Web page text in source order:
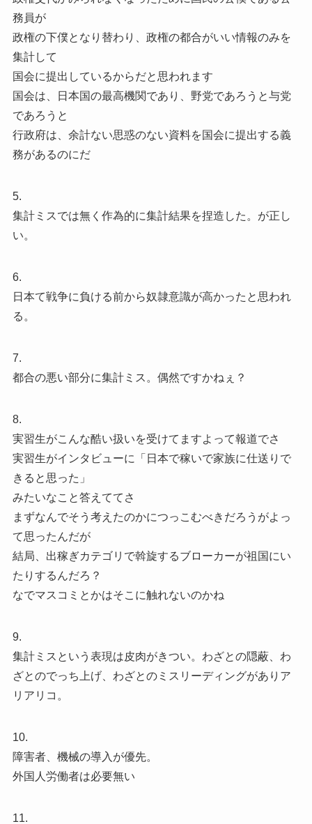
務員が
政権の下僕となり替わり、政権の都合がいい情報のみを
集計して
国会に提出しているからだと思われます
国会は、日本国の最高機関であり、野党であろうと与党
であろうと
行政府は、余計ない思惑のない資料を国会に提出する義
務があるのにだ
5.
集計ミスでは無く作為的に集計結果を捏造した。が正し
い。
6.
日本て戦争に負ける前から奴隷意識が高かったと思われ
る。
7.
都合の悪い部分に集計ミス。偶然ですかねぇ？
8.
実習生がこんな酷い扱いを受けてますよって報道でさ
実習生がインタビューに「日本で稼いで家族に仕送りで
きると思った」
みたいなこと答えててさ
まずなんでそう考えたのかにつっこむべきだろうがよっ
て思ったんだが
結局、出稼ぎカテゴリで斡旋するブローカーが祖国にい
たりするんだろ？
なでマスコミとかはそこに触れないのかね
9.
集計ミスという表現は皮肉がきつい。わざとの隠蔽、わ
ざとのでっち上げ、わざとのミスリーディングがありア
リアリコ。
10.
障害者、機械の導入が優先。
外国人労働者は必要無い
11.